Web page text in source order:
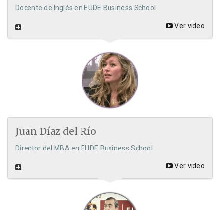
Docente de Inglés en EUDE Business School
Ver video
Juan Díaz del Río
Director del MBA en EUDE Business School
Ver video